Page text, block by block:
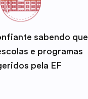
sabendo que
e programas
pela EF